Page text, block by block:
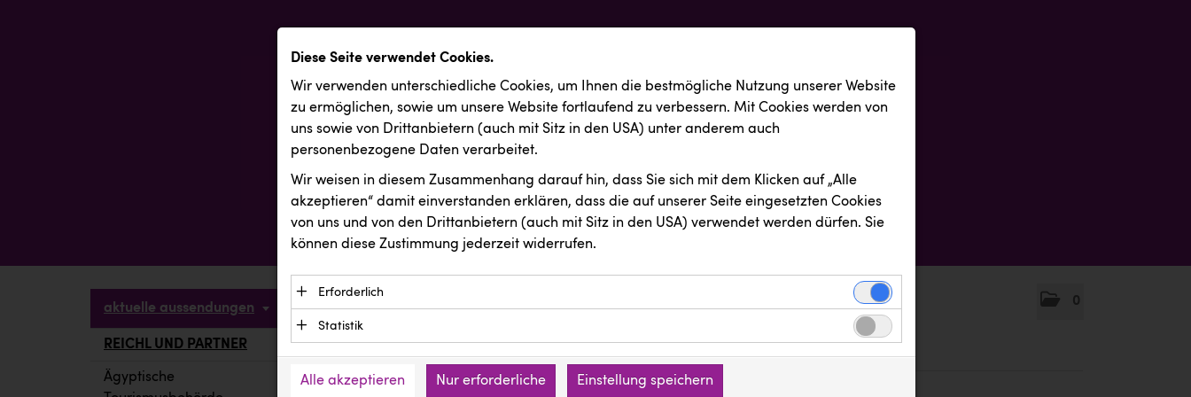
0
aktuelle aussendungen
REICHL UND PARTNER
Ägyptische
Diese Seite verwendet Cookies.
Wir verwenden unterschiedliche Cookies, um Ihnen die best­mögliche Nutzung unserer Website
zu ermöglichen, sowie um unsere Website fortlaufend zu verbessern. Mit Cookies werden von
uns sowie von Drittanbietern (auch mit Sitz in den USA) unter anderem auch
personenbezogene Daten verarbeitet.
Wir weisen in diesem Zusammenhang darauf hin, dass Sie sich mit dem Klicken auf „Alle
akzeptieren“ damit ein­ver­standen erklären, dass die auf unserer Seite eingesetzten Cookies
von uns und von den Drittanbietern (auch mit Sitz in den USA) verwendet werden dürfen. Sie
können diese Zustimmung jederzeit widerrufen.
Erforderlich
Essenzielle Cookies ermöglichen grundlegende Funktionen und sind für die einwandfreie
Funktion der Website erforderlich. Diese Cookies speichern keine personenbezogenen
Daten und werden an keine Dritten übermittelt.
Anbieter: Eigentümer der Website (Erstanbieter)
Statistik
verstehen, wie unsere Besucher unsere Website nutzen.
Alle akzeptieren Nur erforderliche Einstellung speichern